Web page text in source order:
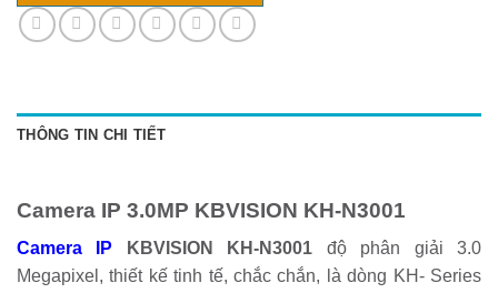
THÔNG TIN CHI TIẾT
Camera IP 3.0MP KBVISION KH-N3001
Camera IP KBVISION KH-N3001 độ phân giải 3.0
Megapixel, thiết kế tinh tế, chắc chắn, là dòng KH- Series